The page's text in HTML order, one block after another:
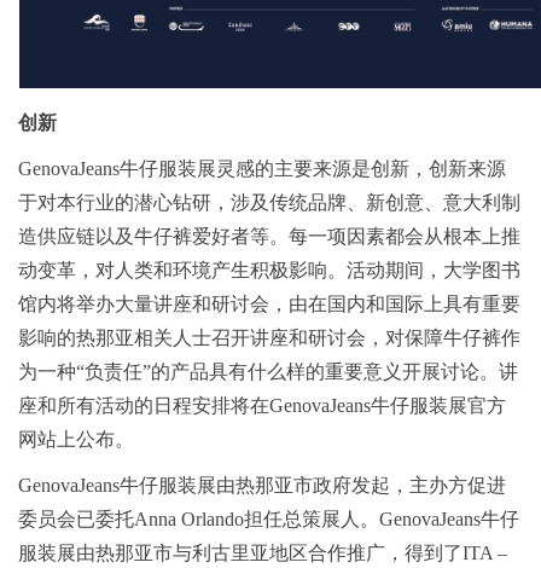
创新
GenovaJeans牛仔服装展灵感的主要来源是创新，创新来源
于对本行业的潜心钻研，涉及传统品牌、新创意、意大利制
造供应链以及牛仔裤爱好者等。每一项因素都会从根本上推
动变革，对人类和环境产生积极影响。活动期间，大学图书
馆内将举办大量讲座和研讨会，由在国内和国际上具有重要
影响的热那亚相关人士召开讲座和研讨会，对保障牛仔裤作
为一种“负责任”的产品具有什么样的重要意义开展讨论。讲
座和所有活动的日程安排将在GenovaJeans牛仔服装展官方
网站上公布。
GenovaJeans牛仔服装展由热那亚市政府发起，主办方促进
委员会已委托Anna Orlando担任总策展人。GenovaJeans牛仔
服装展由热那亚市与利古里亚地区合作推广，得到了ITA –